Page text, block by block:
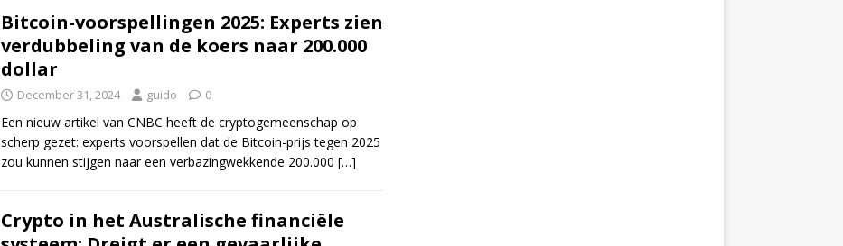
Bitcoin-voorspellingen 2025: Experts zien
verdubbeling van de koers naar 200.000
dollar
December 31, 2024 guido 0
Een nieuw artikel van CNBC heeft de cryptogemeenschap op
scherp gezet: experts voorspellen dat de Bitcoin-prijs tegen 2025
zou kunnen stijgen naar een verbazingwekkende 200.000 […]
Crypto in het Australische financiële